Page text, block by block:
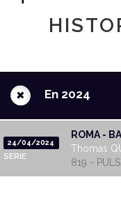
+ En 2024
24/04/2024
SERIE
ROMA -
Thomas
819 -